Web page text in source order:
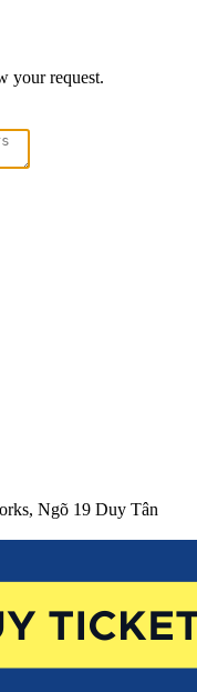
your request.
Ngõ 19 Duy Tân